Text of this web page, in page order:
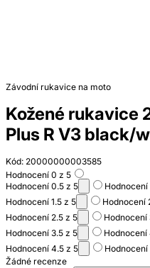
Závodní rukavice na moto
Kožené rukavice
Plus R V3 black/
Kód: 20000000003585
Hodnocení 0 z 5
Hodnocení 0.5 z 5
Hodnocení
Hodnocení 1.5 z 5
Hodnocení
Hodnocení 2.5 z 5
Hodnocení
Hodnocení 3.5 z 5
Hodnocení
Hodnocení 4.5 z 5
Hodnocení
Žádné recenze